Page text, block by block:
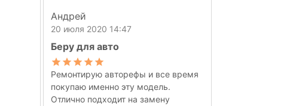
Андрей
20 июля 2020 14:47
Беру для авто
Ремонтирую авторефы и все время
покупаю именно эту модель.
Отлично подходит на замену